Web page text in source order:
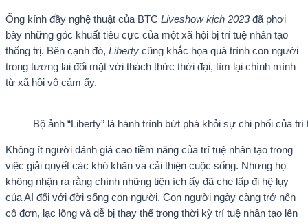
Ống kính đầy nghệ thuật của BTC Liveshow kịch 2023đã phơi
bày những góc khuất tiêu cực của một xã hội bị trí tuệ nhân tạo
thống trị. Bên cạnh đó, Liberty cũng khắc họa quá trình con người
trong tương lai đối mặt với thách thức thời đại, tìm lại chính mình
từ xã hội vô cảm ấy.
Bộ ảnh “Liberty” là hành trình bứt phá khỏi sự chi phối của trí
Không ít người đánh giá cao tiềm năng của trí tuệ nhân tạo trong
việc giải quyết các khó khăn và cải thiện cuộc sống. Nhưng họ
không nhận ra rằng chính những tiện ích ấy đã che lấp đi hệ lụy
của AI đối với đời sống con người. Con người ngày càng trở nên
cô đơn, lạc lõng và dễ bị thay thế trong thời kỳ trí tuệ nhân tạo lên